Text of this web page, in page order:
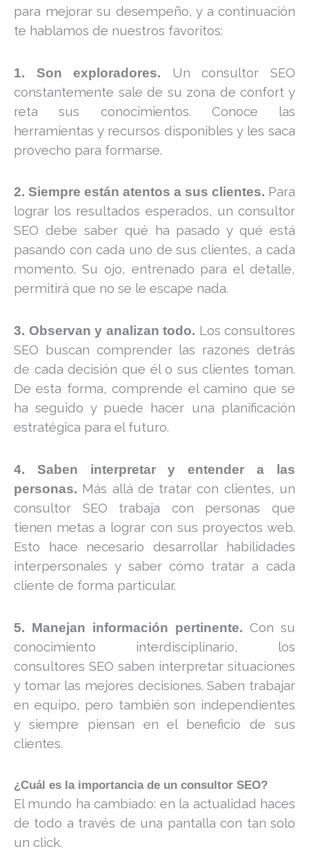
para mejorar su desempeño, y a continuación
te hablamos de nuestros favoritos:
1. Son exploradores. Un consultor SEO
constantemente sale de su zona de confort y
reta sus conocimientos. Conoce las
herramientas y recursos disponibles y les saca
provecho para formarse.
2. Siempre están atentos a sus clientes. Para
lograr los resultados esperados, un consultor
SEO debe saber qué ha pasado y qué está
pasando con cada uno de sus clientes, a cada
momento. Su ojo, entrenado para el detalle,
permitirá que no se le escape nada.
3. Observan y analizan todo. Los consultores
SEO buscan comprender las razones detrás
de cada decisión que él o sus clientes toman.
De esta forma, comprende el camino que se
ha seguido y puede hacer una planificación
estratégica para el futuro.
4. Saben interpretar y entender a las
personas. Más allá de tratar con clientes, un
consultor SEO trabaja con personas que
tienen metas a lograr con sus proyectos web.
Esto hace necesario desarrollar habilidades
interpersonales y saber cómo tratar a cada
cliente de forma particular.
5. Manejan información pertinente. Con su
conocimiento interdisciplinario, los
consultores SEO saben interpretar situaciones
y tomar las mejores decisiones. Saben trabajar
en equipo, pero también son independientes
y siempre piensan en el beneficio de sus
clientes.
¿Cuál es la importancia de un consultor SEO?
El mundo ha cambiado: en la actualidad haces
de todo a través de una pantalla con tan solo
un click.